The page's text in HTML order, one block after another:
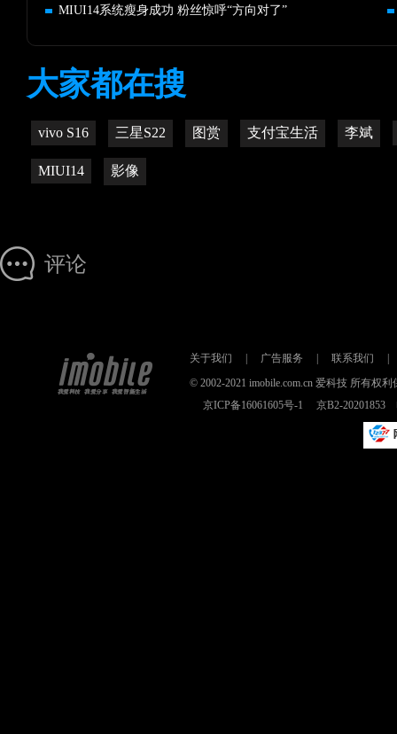
MIUI14系统瘦身成功 粉丝惊呼“方向对了”
大家都在搜
vivo S16 三星S22 图赏 支付宝生活 李斌
MIUI14 影像
评论
关于我们 广告服务 联系我们
© 2002-2021 imobile.com.cn 爱科技 所有权
京ICP备16061605号-1
京B2-20201853